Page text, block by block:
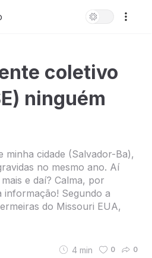
coletivo
ninguém
minha cidade (Salvador-Ba),
no mesmo ano. Aí
e daí? Calma, por
informação! Segundo a
do Missouri EUA,
4 min 0 0